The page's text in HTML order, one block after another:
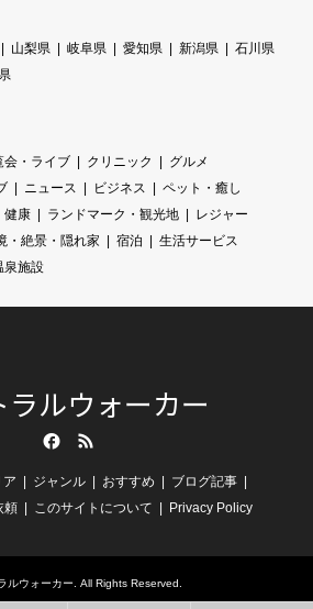
山梨県 岐阜県 愛知県 新潟県
石川県
会・ライブ クリニック
グルメ
ニュース ビジネス
ペット・癒し
健康
ランドマーク・観光地
レジャー
・絶景・隠れ家 宿泊
生活サービス
泉施設
ラルウォーカー
ア ジャンル おすすめ
ブログ記事
頼 このサイトについて Privacy Policy
ルウォーカー. All Rights Reserved.